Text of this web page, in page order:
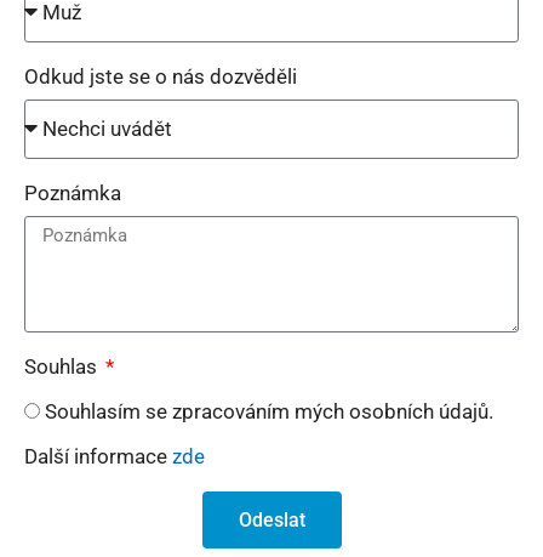
Odkud jste se o nás dozvěděli
Poznámka
Souhlas
Souhlasím se zpracováním mých osobních údajů.
Další informace zde
Odeslat